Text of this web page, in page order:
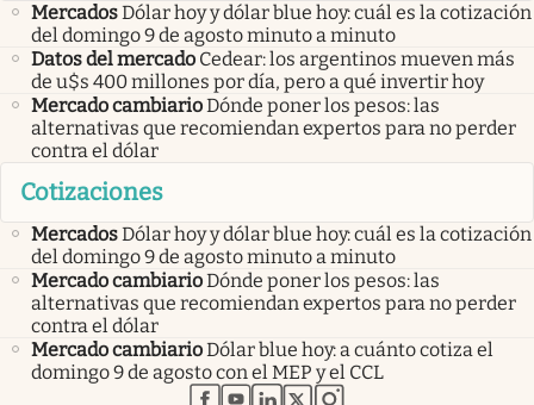
MercadosDólar hoy y dólar blue hoy: cuál es la cotización
del domingo 9 de agosto minuto a minuto
Datos del mercado Cedear: los argentinos mueven más
de u$s 400 millones por día, pero a qué invertir hoy
Mercado cambiarioDónde poner los pesos: las
alternativas que recomiendan expertos para no perder
contra el dólar
Cotizaciones
MercadosDólar hoy y dólar blue hoy: cuál es la cotización
del domingo 9 de agosto minuto a minuto
Mercado cambiarioDónde poner los pesos: las
alternativas que recomiendan expertos para no perder
contra el dólar
Mercado cambiarioDólar blue hoy: a cuánto cotiza el
domingo 9 de agosto con el MEP y el CCL
abre en nueva pestaña
abre en nueva pestaña
abre en nueva pestaña
abre en nueva pestaña
abre en nueva pestaña